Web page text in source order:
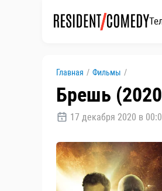
Главная / Фильмы /
Брешь
17 декабря 2020 в